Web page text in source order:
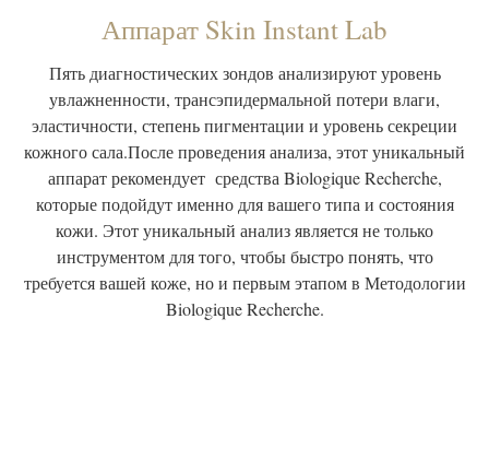
Аппарат Skin Instant Lab
Пять диагностических зондов анализируют уровень
увлажненности, трансэпидермальной потери влаги,
эластичности, степень пигментации и уровень секреции
кожного сала.После проведения анализа, этот уникальный
аппарат рекомендует средства Biologique Recherche,
которые подойдут именно для вашего типа и состояния
кожи. Этот уникальный анализ является не только
инструментом для того, чтобы быстро понять, что
требуется вашей коже, но и первым этапом в Методологии
Biologique Recherche.